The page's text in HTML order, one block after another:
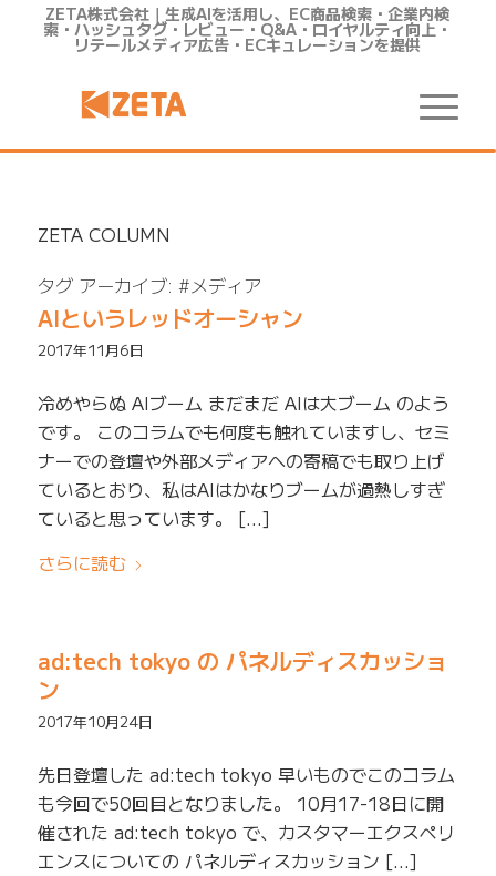
ZETA株式会社｜生成AIを活用し、EC商品検索・企業内検
索・ハッシュタグ・レビュー・Q&A・ロイヤルティ向上・
リテールメディア広告・ECキュレーションを提供
ZETA COLUMN
タグ アーカイブ: #メディア
AIというレッドオーシャン
2017年11月6日
冷めやらぬ AIブーム まだまだ AIは大ブーム のよう
です。 このコラムでも何度も触れていますし、セミ
ナーでの登壇や外部メディアへの寄稿でも取り上げ
ているとおり、私はAIはかなりブームが過熱しすぎ
ていると思っています。 […]
さらに読む
ad:tech tokyo の パネルディスカッショ
ン
2017年10月24日
先日登壇した ad:tech tokyo 早いものでこのコラム
も今回で50回目となりました。 10月17-18日に開
催された ad:tech tokyo で、カスタマーエクスペリ
エンスについての パネルディスカッション […]